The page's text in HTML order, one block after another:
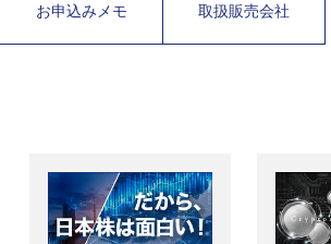
お申込みメモ 取扱販売会社